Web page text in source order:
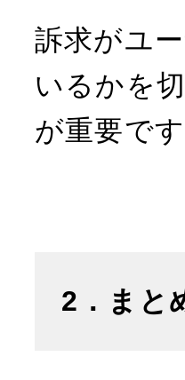
訴求がユ
いるかを
が重要です
2．まと